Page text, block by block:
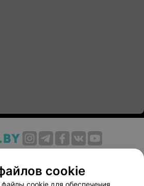
Публичный договор
соглашение
Способы оплаты
cookie
cookie для обеспечения